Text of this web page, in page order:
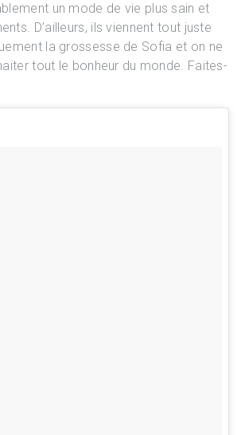
un mode de vie plus sain et
D’ailleurs, ils viennent tout juste
la grossesse de Sofia et on ne
tout le bonheur du monde. Faites-